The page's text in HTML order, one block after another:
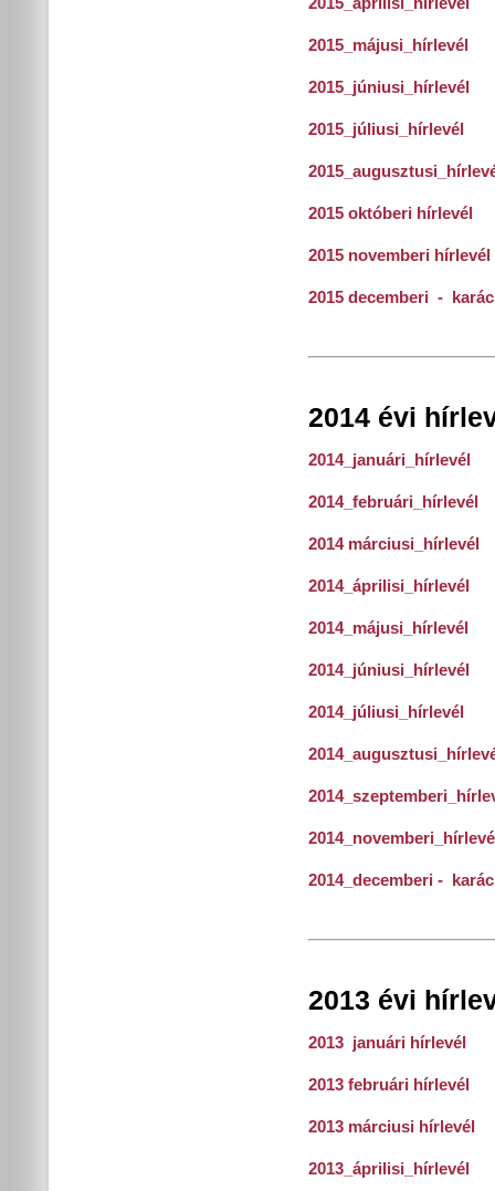
2015_májusi_hírlevél
2015_júniusi_hírlevél
2015_júliusi_hírlevél
2015 októberi hírlevél
2015 novemberi hírlevél
2015 decemberi -
2014 évi
2014_januári_hírlevél
2014_februári_hírlevél
2014 márciusi_hírlevél
2014_áprilisi_hírlevél
2014_májusi_hírlevél
2014_júniusi_hírlevél
2014_júliusi_hírlevél
2014_decemberi -
2013 évi
2013 januári hírlevél
2013 februári hírlevél
2013 márciusi hírlevél
2013_áprilisi_hírlevél